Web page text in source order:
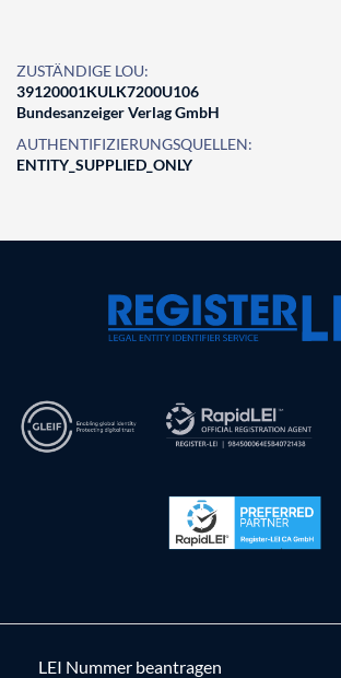
ZUSTÄNDIGE LOU:
39120001KULK7200U106
Bundesanzeiger Verlag GmbH
AUTHENTIFIZIERUNGSQUELLEN:
ENTITY_SUPPLIED_ONLY
LEI Nummer beantragen